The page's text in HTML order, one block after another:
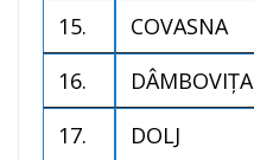
15.
COVASNA
16.
DÂMBOVIŢA
17.
DOLJ